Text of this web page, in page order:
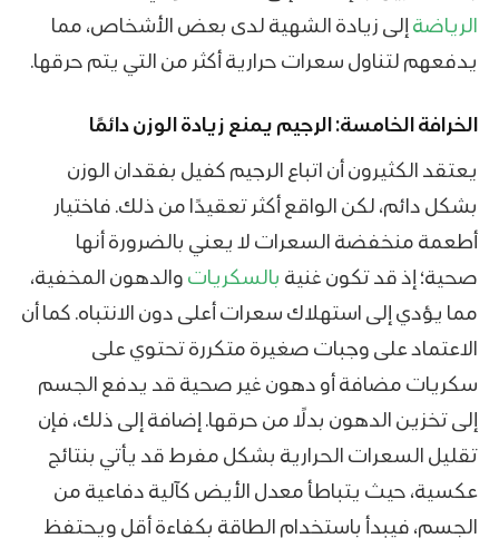
الرياضة إلى زيادة الشهية لدى بعض الأشخاص، مما
يدفعهم لتناول سعرات حرارية أكثر من التي يتم حرقها.
الخرافة الخامسة: الرجيم يمنع زيادة الوزن دائمًا
يعتقد الكثيرون أن اتباع الرجيم كفيل بفقدان الوزن
بشكل دائم، لكن الواقع أكثر تعقيدًا من ذلك. فاختيار
أطعمة منخفضة السعرات لا يعني بالضرورة أنها
صحية؛ إذ قد تكون غنية بالسكريات والدهون المخفية،
مما يؤدي إلى استهلاك سعرات أعلى دون الانتباه. كما أن
الاعتماد على وجبات صغيرة متكررة تحتوي على
سكريات مضافة أو دهون غير صحية قد يدفع الجسم
إلى تخزين الدهون بدلًا من حرقها. إضافة إلى ذلك، فإن
تقليل السعرات الحرارية بشكل مفرط قد يأتي بنتائج
عكسية، حيث يتباطأ معدل الأيض كآلية دفاعية من
الجسم، فيبدأ باستخدام الطاقة بكفاءة أقل ويحتفظ